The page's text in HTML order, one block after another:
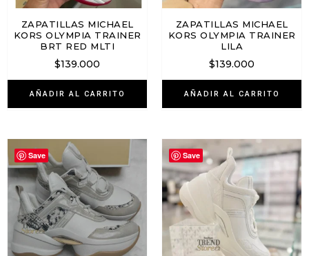
ZAPATILLAS MICHAEL
KORS OLYMPIA TRAINER
BRT RED MLTI
$139.000
AÑADIR AL CARRITO
ZAPATILLAS MICHAEL
KORS OLYMPIA TRAINER
LILA
$139.000
AÑADIR AL CARRITO
Save Save